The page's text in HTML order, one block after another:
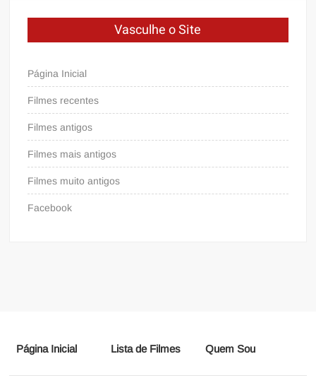
Vasculhe o Site
Página Inicial
Filmes recentes
Filmes antigos
Filmes mais antigos
Filmes muito antigos
Facebook
Página Inicial Lista de Filmes Quem Sou